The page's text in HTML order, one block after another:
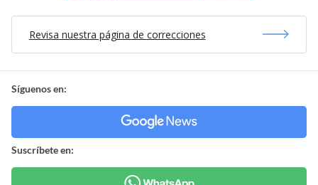
Revisa nuestra página de correcciones
Síguenos en:
Suscríbete en: